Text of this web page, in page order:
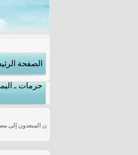
الصفحة
حرمات ـ
الفلسطينيون المبعدون